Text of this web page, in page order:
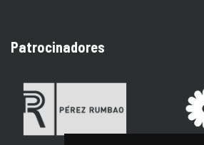
Patrocinadores